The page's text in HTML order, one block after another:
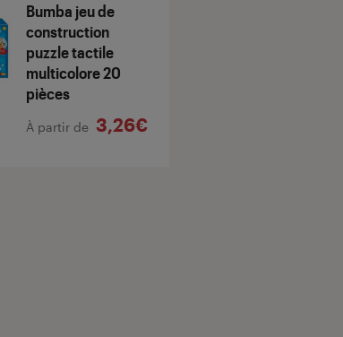
Bumba jeu de
construction
puzzle tactile
multicolore 20
pièces
À partir de 3,26€